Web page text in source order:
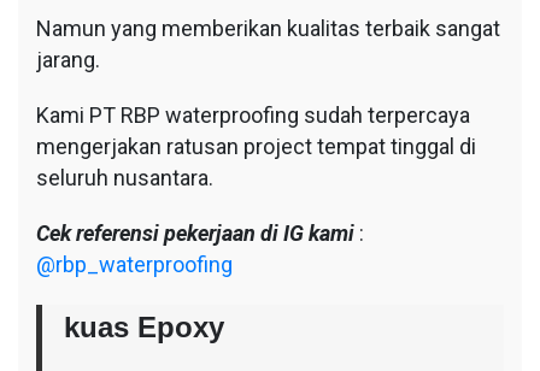
Namun yang memberikan kualitas terbaik sangat
jarang.
Kami PT RBP waterproofing sudah terpercaya
mengerjakan ratusan project tempat tinggal di
seluruh nusantara.
Cek referensi pekerjaan di IG kami :
@rbp_waterproofing
kuas Epoxy